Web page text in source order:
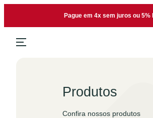
o
Pague em 4x sem juros ou 5%
Produtos
Confira nossos produtos